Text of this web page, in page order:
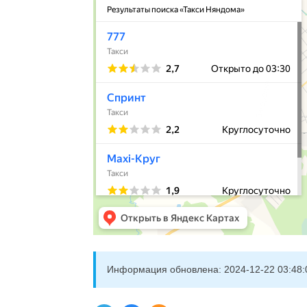
Информация обновлена: 2024-12-22